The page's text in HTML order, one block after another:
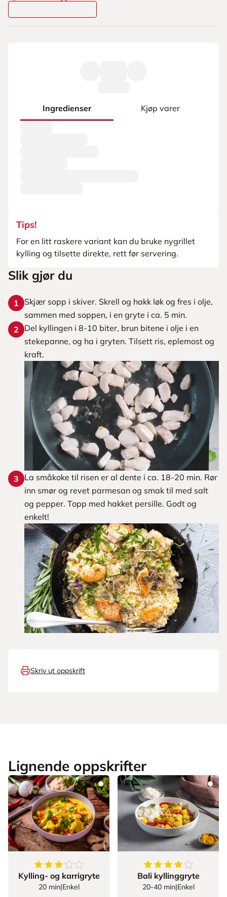
Ingredienser Kjøp varer
Tips!
For en litt raskere variant kan du bruke nygrillet
kylling og tilsette direkte, rett før servering.
Slik gjør du
1
Skjær sopp i skiver. Skrell og hakk løk og fres i olje,
sammen med soppen, i en gryte i ca. 5 min.
2
Del kyllingen i 8-10 biter, brun bitene i olje i en
stekepanne, og ha i gryten. Tilsett ris, eplemost og
kraft.
3
La småkoke til risen er al dente i ca. 18-20 min. Rør
inn smør og revet parmesan og smak til med salt
og pepper. Topp med hakket persille. Godt og
enkelt!
Skriv ut oppskrift
Lignende oppskrifter
3.9871794871794872
stjerner
Kylling- og karrigryte
20 min|Enkel
4.433333333333334
Bali kyllinggryte
20-40 min|Enkel